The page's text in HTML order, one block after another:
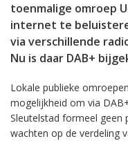
toenmalige omroep
internet te
via verschillende
Nu is daar DAB+
Lokale publieke
mogelijkheid om via
Sleutelstad formeel
wachten op de verdeling